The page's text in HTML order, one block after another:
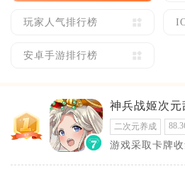
玩家人气排行榜
安卓手游排行榜
神兵战姬次元
二次元养成
游戏采取卡牌